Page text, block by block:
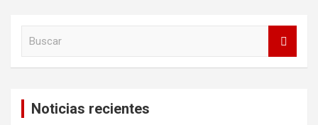
Noticias recientes